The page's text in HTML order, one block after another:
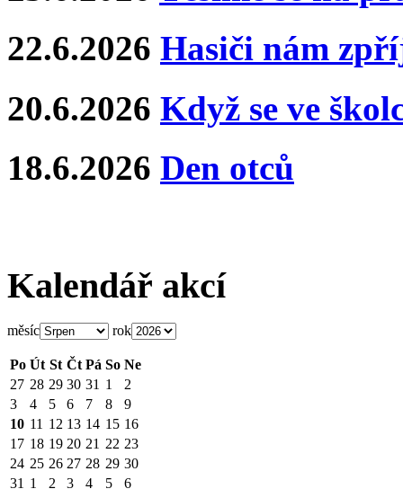
22.6.2026 Hasiči nám
20.6.2026 Když se ve
18.6.2026 Den otců
Kalendář akcí
měsíc rok
Po Út St Čt Pá So Ne
27 28 29 30 31 1
2
3
4 5 6 7 8
9
10 11 12 13 14 15 16
17 18 19 20 21 22 23
24 25 26 27 28 29 30
31 1 2 3 4 5 6